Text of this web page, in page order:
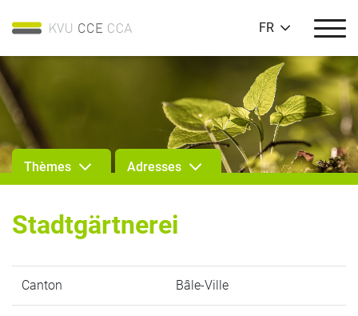
FR
Thèmes Adresses
Stadtgärtnerei
Canton Bâle-Ville